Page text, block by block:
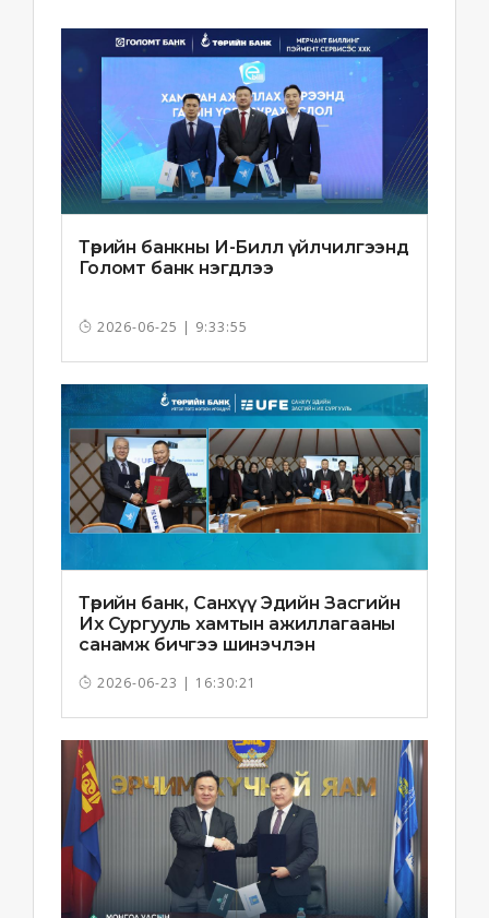
Төрийн банкны И-Билл үйлчилгээнд
Голомт банк нэгдлээ
2026-06-25 | 9:33:55
Төрийн банк, Санхүү Эдийн Засгийн
Их Сургууль хамтын ажиллагааны
санамж бичгээ шинэчлэн
2026-06-23 | 16:30:21